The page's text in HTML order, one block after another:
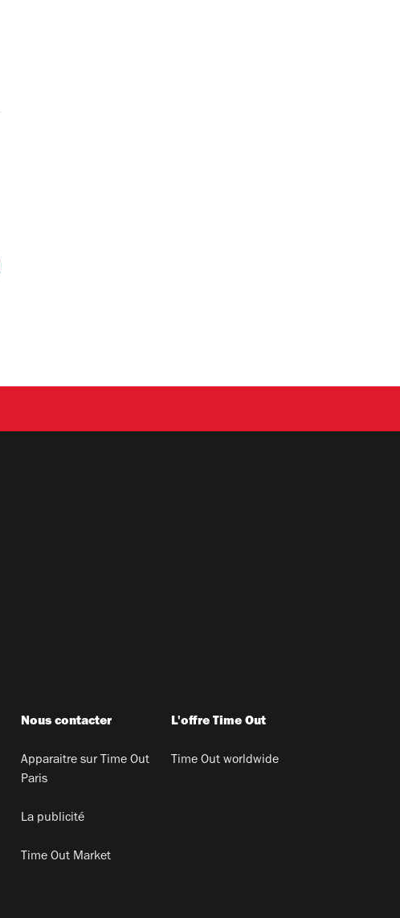
Nous contacter
Apparaitre sur Time Out
Paris
La publicité
Time Out Market
L'offre Time Out
Time Out worldwide